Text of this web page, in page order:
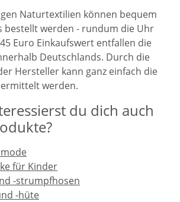
Naturtextilien können bequem
bestellt werden - rundum die Uhr
Euro Einkaufswert entfallen die
Deutschlands. Durch die
Hersteller kann ganz einfach die
werden.
du dich auch
für Kinder
-strumpfhosen
-hüte